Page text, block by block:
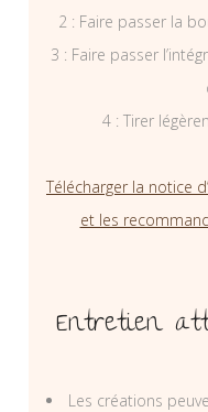
2 : Faire passer la
3 : Faire passer
4 : Tirer
Télécharger la notice
et les
Entretien
Les créations